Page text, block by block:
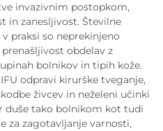
invazivnim postopkom,
in zanesljivost. Številne
praksi so neprekinjeno
obdelav z
bolnikov in tipih kože.
odpravi kirurške tveganje,
živcev in neželeni učinki
duše tako bolnikom kot tudi
za zagotavljanje varnosti,